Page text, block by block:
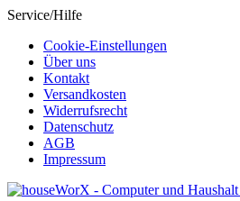
Service/Hilfe
Cookie-Einstellungen
Über uns
Kontakt
Versandkosten
Widerrufsrecht
Datenschutz
AGB
Impressum